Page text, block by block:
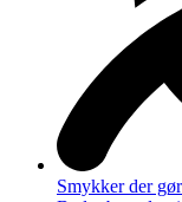
Smykker der